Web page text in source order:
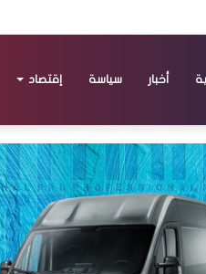
أخبار سياسة إقتصاد